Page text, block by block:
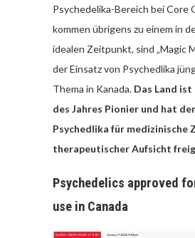
Psychedelika-Bereich bei Core
kommen übrigens zu einem in
idealen Zeitpunkt, sind „Magic
der Einsatz von Psychedlika
Thema in Kanada. Das Land
des Jahres Pionier und hat
Psychedlika für medizinische
therapeutischer Aufsicht
Psychedelics approved
use in Canada